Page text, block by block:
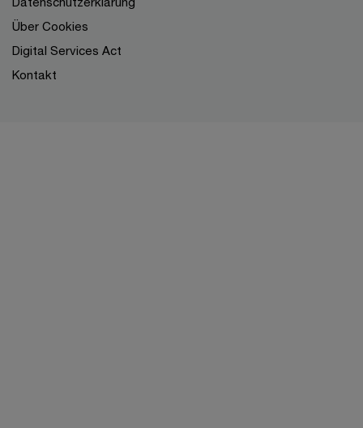
Über Cookies
Digital Services Act
Kontakt